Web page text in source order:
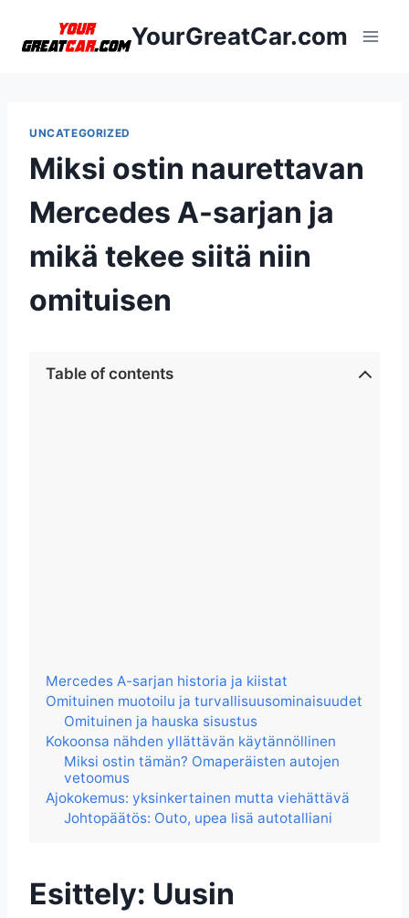
sisältöön
YourGreatCar.com
UNCATEGORIZED
Miksi ostin naurettavan
Mercedes A-sarjan ja
mikä tekee siitä niin
omituisen
Table of contents
Mercedes A-sarjan historia ja kiistat
Omituinen muotoilu ja turvallisuusominaisuudet
Omituinen ja hauska sisustus
Kokoonsa nähden yllättävän käytännöllinen
Miksi ostin tämän? Omaperäisten autojen
vetoomus
Ajokokemus: yksinkertainen mutta viehättävä
Johtopäätös: Outo, upea lisä autotalliani
Esittely: Uusin